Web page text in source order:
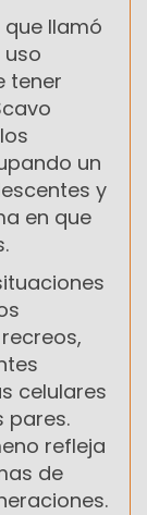
llamó
tener
un
y
en que
celulares
pares.
refleja
de